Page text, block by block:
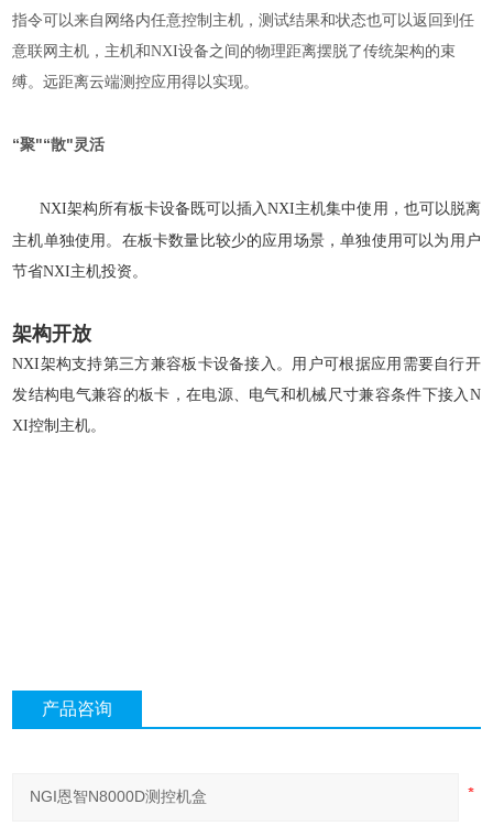
指令可以来自网络内任意控制主机，测试结果和状态也可以返回到任
意联网主机，主机和NXI设备之间的物理距离摆脱了传统架构的束
缚。远距离云端测控应用得以实现。
“聚"“散"灵活
NXI架构所有板卡设备既可以插入NXI主机集中使用，也可以脱离
主机单独使用。在板卡数量比较少的应用场景，单独使用可以为用户
节省NXI主机投资。
架构开放
NXI架构支持第三方兼容板卡设备接入。用户可根据应用需要自行开
发结构电气兼容的板卡，在电源、电气和机械尺寸兼容条件下接入N
XI控制主机。
产品咨询